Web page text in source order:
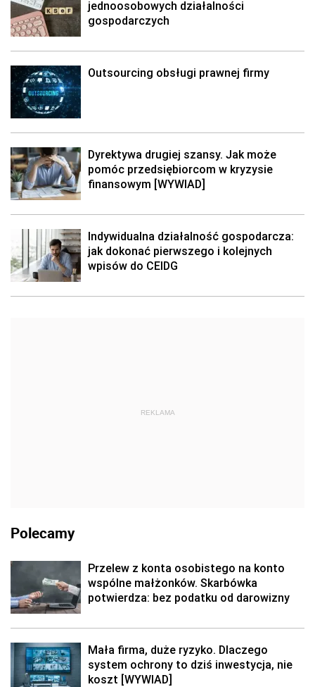
jednoosobowych działalności
gospodarczych
Outsourcing obsługi prawnej firmy
Dyrektywa drugiej szansy. Jak może
pomóc przedsiębiorcom w kryzysie
finansowym [WYWIAD]
Indywidualna działalność gospodarcza:
jak dokonać pierwszego i kolejnych
wpisów do CEIDG
REKLAMA
Polecamy
Przelew z konta osobistego na konto
wspólne małżonków. Skarbówka
potwierdza: bez podatku od darowizny
Mała firma, duże ryzyko. Dlaczego
system ochrony to dziś inwestycja, nie
koszt [WYWIAD]